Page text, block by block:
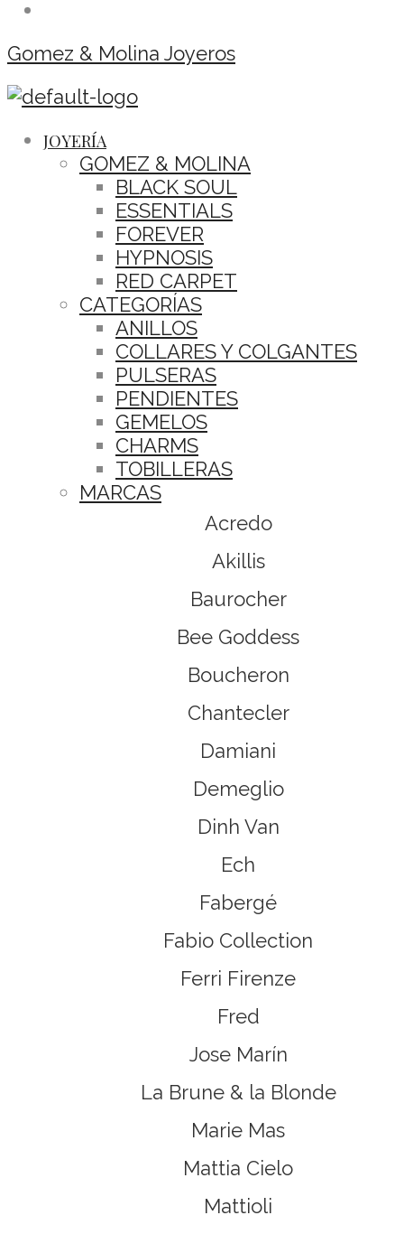
Gomez & Molina Joyeros
JOYERÍA
GOMEZ & MOLINA
BLACK SOUL
ESSENTIALS
FOREVER
HYPNOSIS
RED CARPET
CATEGORÍAS
ANILLOS
COLLARES Y COLGANTES
PULSERAS
PENDIENTES
GEMELOS
CHARMS
TOBILLERAS
MARCAS
Acredo
Akillis
Baurocher
Bee Goddess
Boucheron
Chantecler
Damiani
Demeglio
Dinh Van
Ech
Fabergé
Fabio Collection
Ferri Firenze
Fred
Jose Marín
La Brune & la Blonde
Marie Mas
Mattia Cielo
Mattioli